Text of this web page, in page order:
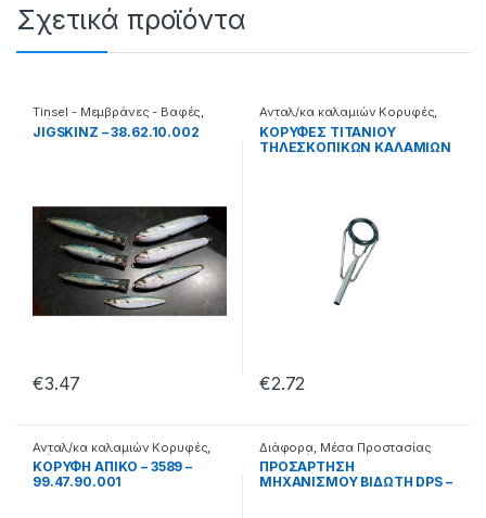
Σχετικά προϊόντα
Tinsel - Μεμβράνες - Βαφές,
Διάφορα
JIGSKINZ – 38.62.10.002
€3.47
Ανταλ/κα καλαμιών Κορυφές,
Διάφορα
ΚΟΡΥΦΕΣ ΤΙΤΑΝΙΟΥ
ΤΗΛΕΣΚΟΠΙΚΩΝ ΚΑΛΑΜΙΩΝ
€2.72
Ανταλ/κα καλαμιών Κορυφές
Διάφορα
ΚΟΡΥΦΗ ΑΠΙΚΟ – 3589 –
99.47.90.001
Διάφορα Μέσα Προστασίας
Καλαμιών
ΠΡΟΣΑΡΤΗΣΗ
ΜΗΧΑΝΙΣΜΟΥ ΒΙΔΩΤΗ DPS –